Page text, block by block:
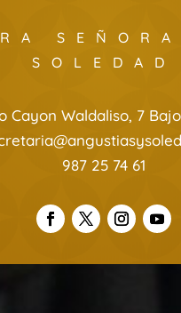
SOLEDAD
Cayon Waldaliso, 7
987 25 74 61